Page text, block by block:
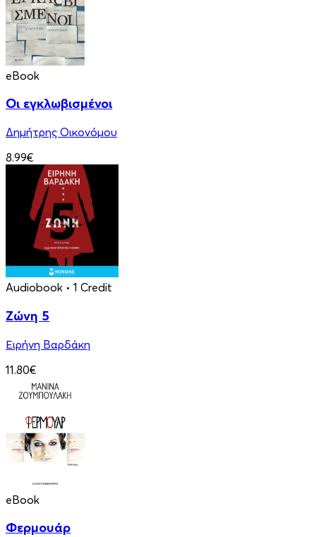
eBook
Οι εγκλωβισμένοι
Δημήτρης Οικονόμου
8.99€
Audiobook • 1 Credit
Ζώνη 5
Ειρήνη Βαρδάκη
11.80€
eBook
Φερμουάρ